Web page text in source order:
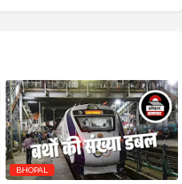
BHOPAL